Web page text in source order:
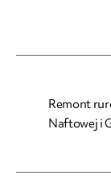
Remont
Naftowej i